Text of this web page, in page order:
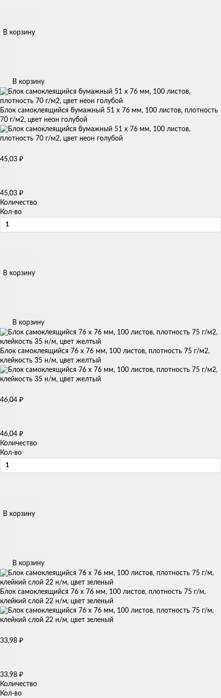
В корзину
В корзину
Блок самоклеящийся бумажный 51 x 76 мм, 100 листов, плотность
70 г/м2, цвет неон голубой
45,03 ₽
45,03 ₽
Количество
Кол-во
В корзину
В корзину
Блок самоклеящийся 76 х 76 мм, 100 листов, плотность 75 г/м2,
клейкость 35 н/м, цвет желтый
46,04 ₽
46,04 ₽
Количество
Кол-во
В корзину
В корзину
Блок самоклеящийся 76 х 76 мм, 100 листов, плотность 75 г/м,
клейкий слой 22 н/м, цвет зеленый
33,98 ₽
33,98 ₽
Количество
Кол-во